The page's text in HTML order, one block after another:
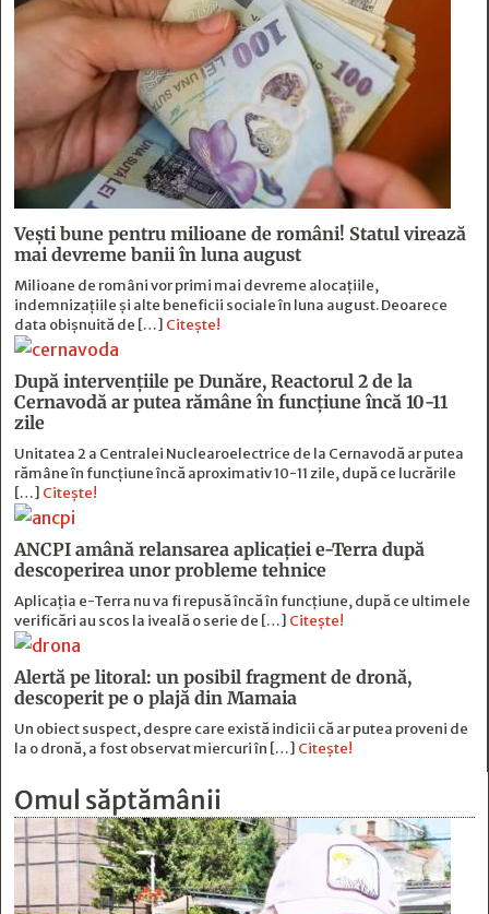
Vești bune pentru milioane de români! Statul virează
mai devreme banii în luna august
Milioane de români vor primi mai devreme alocațiile,
indemnizațiile și alte beneficii sociale în luna august. Deoarece
data obișnuită de […] Citește!
După intervențiile pe Dunăre, Reactorul 2 de la
Cernavodă ar putea rămâne în funcțiune încă 10-11
zile
Unitatea 2 a Centralei Nuclearoelectrice de la Cernavodă ar putea
rămâne în funcțiune încă aproximativ 10-11 zile, după ce lucrările
[…] Citește!
ANCPI amână relansarea aplicației e-Terra după
descoperirea unor probleme tehnice
Aplicația e-Terra nu va fi repusă încă în funcțiune, după ce ultimele
verificări au scos la iveală o serie de […] Citește!
Alertă pe litoral: un posibil fragment de dronă,
descoperit pe o plajă din Mamaia
Un obiect suspect, despre care există indicii că ar putea proveni de
la o dronă, a fost observat miercuri în […] Citește!
Omul săptămânii